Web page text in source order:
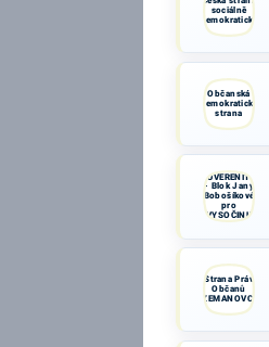
sociálně
demokratická
Občanská
demokratická
strana
SUVERENITA
- Blok Jany
Bobošíkové
pro
VYSOČINU
Strana Práv
Občanů
ZEMANOVCI